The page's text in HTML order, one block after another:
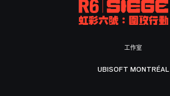
工作室
UBISOFT MONTRÉAL